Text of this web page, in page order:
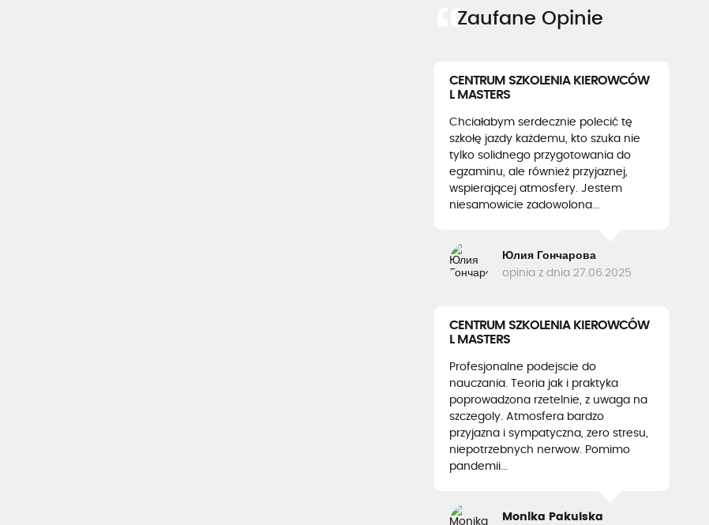
Zaufane Opinie
CENTRUM SZKOLENIA KIEROWCÓW
L MASTERS
Chciałabym serdecznie polecić tę
szkołę jazdy każdemu, kto szuka nie
tylko solidnego przygotowania do
egzaminu, ale również przyjaznej,
wspierającej atmosfery. Jestem
niesamowicie zadowolona...
Юлия Гончарова
opinia z dnia 27.06.2025
CENTRUM SZKOLENIA KIEROWCÓW
L MASTERS
Profesjonalne podejscie do
nauczania. Teoria jak i praktyka
poprowadzona rzetelnie, z uwaga na
szczegoly. Atmosfera bardzo
przyjazna i sympatyczna, zero stresu,
niepotrzebnych nerwow. Pomimo
pandemii...
Monika Pakulska